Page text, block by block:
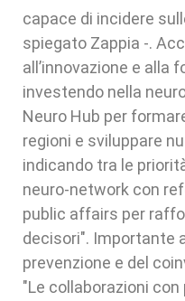
capace di incidere
spiegato Zappia -.
all’innovazione e alla
investendo nella
Neuro Hub per
regioni e sviluppare
indicando tra le
neuro-network con
public affairs per
decisori". Importante
prevenzione e del
"Le collaborazioni